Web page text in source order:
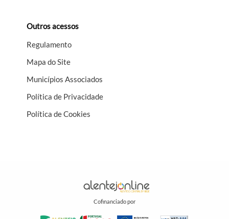
Outros acessos
Regulamento
Mapa do Site
Municípios Associados
Política de Privacidade
Política de Cookies
Cofinanciado por